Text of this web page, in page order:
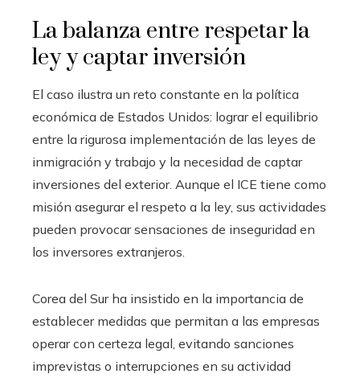
La balanza entre respetar la
ley y captar inversión
El caso ilustra un reto constante en la política
económica de Estados Unidos: lograr el equilibrio
entre la rigurosa implementación de las leyes de
inmigración y trabajo y la necesidad de captar
inversiones del exterior. Aunque el ICE tiene como
misión asegurar el respeto a la ley, sus actividades
pueden provocar sensaciones de inseguridad en
los inversores extranjeros.
Corea del Sur ha insistido en la importancia de
establecer medidas que permitan a las empresas
operar con certeza legal, evitando sanciones
imprevistas o interrupciones en su actividad